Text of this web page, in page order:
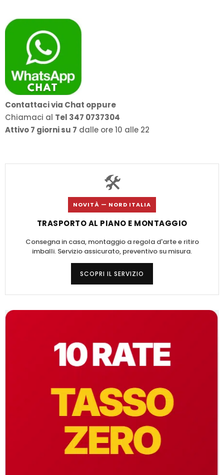
Contattaci via Chat oppure
Chiamaci al Tel 347 0737304
Attivo 7 giorni su 7 dalle ore 10 alle 22
🛠️
NOVITÀ — NORD ITALIA
TRASPORTO AL PIANO E MONTAGGIO
Consegna in casa, montaggio a regola d'arte e ritiro
imballi. Servizio assicurato, preventivo su misura.
SCOPRI IL SERVIZIO